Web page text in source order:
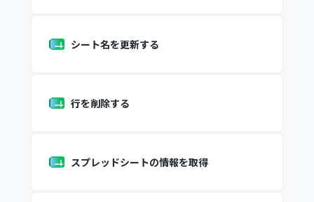
シート名を更新する
行を削除する
スプレッドシートの情報を取得